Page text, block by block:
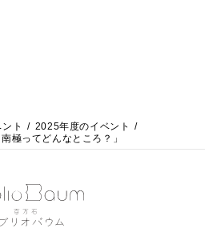
ト
2025年度のイベント
極ってどんなところ？」